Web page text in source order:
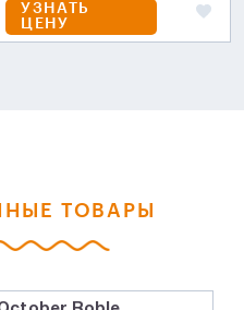
УЗНАТЬ
ЦЕНУ
ТОВАРЫ